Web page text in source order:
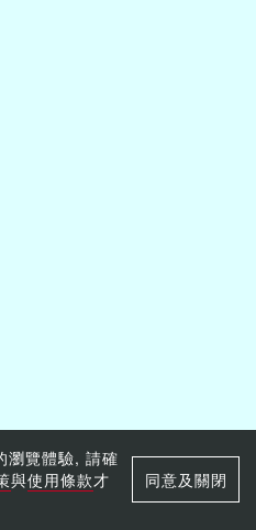
瀏覽體驗, 請確
與使用條款才
同意及關閉